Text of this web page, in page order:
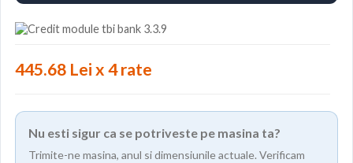
445.68 Lei x 4 rate
Nu esti sigur ca se potriveste pe masina ta?
Trimite-ne masina, anul si dimensiunile actuale. Verificam